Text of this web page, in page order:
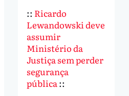
:: Ricardo
Lewandowski deve
assumir
Ministério da
Justiça sem perder
segurança
pública ::